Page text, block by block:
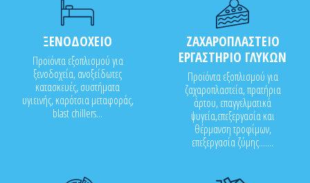
ΞΕΝΟΔΟΧΕΙΟ
Προϊόντα εξοπλισμού για
ξενοδοχεία, ανοξείδωτες
κατασκευές, συστήματα
υγιεινής, καρότσια μεταφοράς,
blast chillers...
ΖΑΧΑΡΟΠΛΑΣΤΕΙΟ
ΕΡΓΑΣΤΗΡΙΟ ΓΛΥΚΩΝ
Προϊόντα εξοπλισμού για
ζαχαροπλαστεία, πρατήρια
άρτου, επαγγελματικά
ψυγεία,επεξεργασία και
θέρμανση τροφίμων,
επεξεργασία ζύμης.......